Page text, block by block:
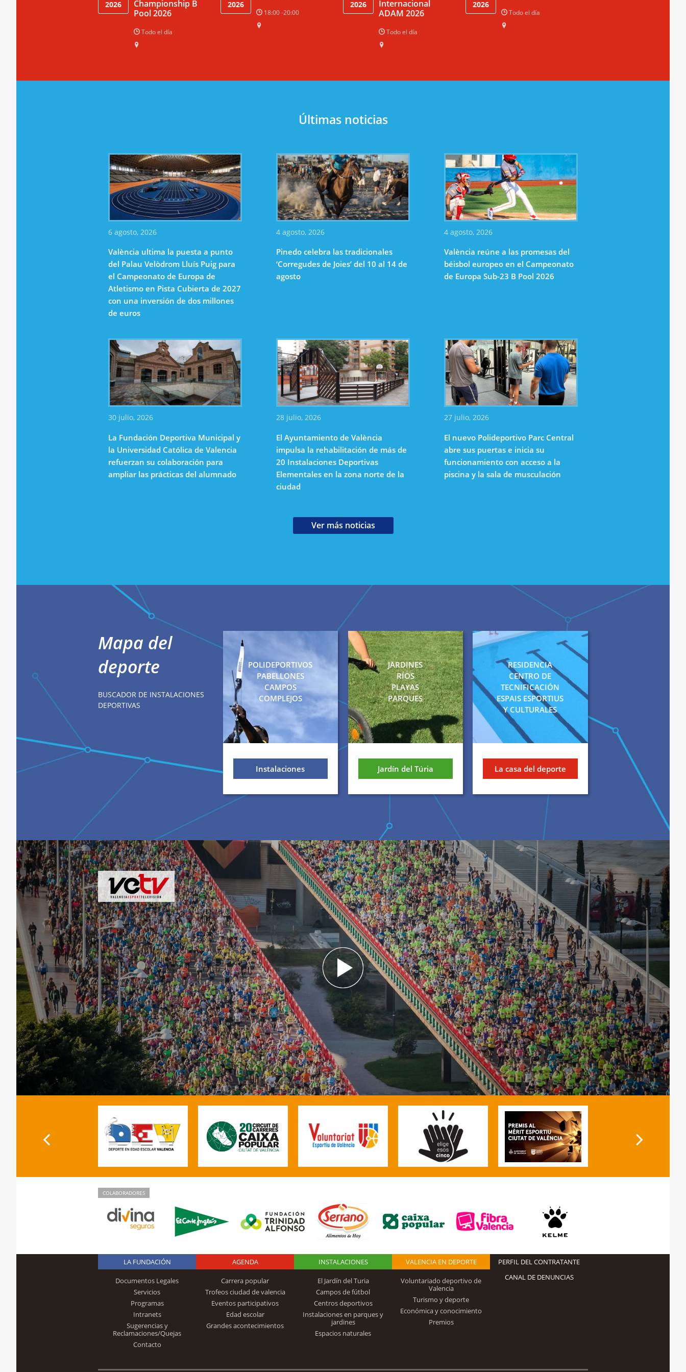
2026
Championship B
Pool 2026
Todo el día
2026
18:00 -20:00
2026
Internacional
ADAM 2026
Todo el día
2026
Todo el día
Últimas noticias
6 agosto, 2026
València ultima la puesta a punto
del Palau Velòdrom Lluís Puig para
el Campeonato de Europa de
Atletismo en Pista Cubierta de 2027
con una inversión de dos millones
de euros
4 agosto, 2026
Pinedo celebra las tradicionales
‘Corregudes de Joies’ del 10 al 14 de
agosto
4 agosto, 2026
València reúne a las promesas del
béisbol europeo en el Campeonato
de Europa Sub-23 B Pool 2026
30 julio, 2026
La Fundación Deportiva Municipal y
la Universidad Católica de Valencia
refuerzan su colaboración para
ampliar las prácticas del alumnado
28 julio, 2026
El Ayuntamiento de València
impulsa la rehabilitación de más de
20 Instalaciones Deportivas
Elementales en la zona norte de la
ciudad
27 julio, 2026
El nuevo Polideportivo Parc Central
abre sus puertas e inicia su
funcionamiento con acceso a la
piscina y la sala de musculación
Ver más noticias
Mapa del
deporte
BUSCADOR DE INSTALACIONES
DEPORTIVAS
POLIDEPORTIVOS
PABELLONES
CAMPOS
COMPLEJOS
Instalaciones
JARDINES
RÍOS
PLAYAS
PARQUES
Jardín del Túria
RESIDENCIA
CENTRO DE
TECNIFICACIÓN
ESPAIS ESPORTIUS
Y CULTURALES
La casa del deporte
COLABORADORES
Logo Fundación
Trinidad Alfonso
LA FUNDACIÓN
Documentos Legales
Servicios
Programas
Intranets
Sugerencias y
Reclamaciones/Quejas
Contacto
AGENDA
Carrera popular
Trofeos ciudad de valencia
Eventos participativos
Edad escolar
Grandes acontecimientos
INSTALACIONES
El Jardín del Turia
Campos de fútbol
Centros deportivos
Instalaciones en parques y
jardines
Espacios naturales
VALENCIA EN DEPORTE
Voluntariado deportivo de
Valencia
Turismo y deporte
Económica y conocimiento
Premios
PERFIL DEL CONTRATANTE
CANAL DE DENUNCIAS